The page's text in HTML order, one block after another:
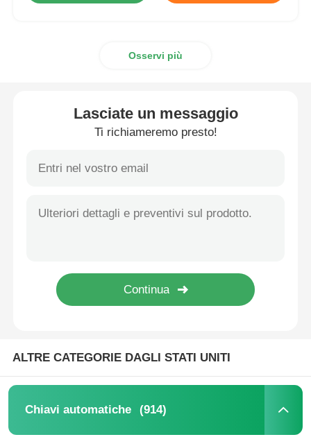
Prodotti
Video
Osservi più
Lasciate un messaggio
Ti richiameremo presto!
ALTRE CATEGORIE DAGLI STATI UNITI
Chiavi automatiche (914)